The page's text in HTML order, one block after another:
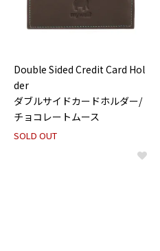
Double Sided Credit Card Hol
der
ダブルサイドカードホルダー/
チョコレートムース
SOLD OUT